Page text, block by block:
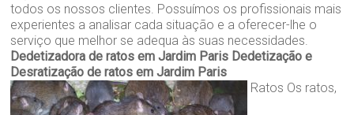
todos os nossos clientes. Possuímos os profissionais mais
experientes a analisar cada situação e a oferecer-lhe o
serviço que melhor se adequa às suas necessidades.
Dedetizadora de ratos em Jardim Paris Dedetização e
Desratização de ratos em Jardim Paris
Ratos Os ratos,